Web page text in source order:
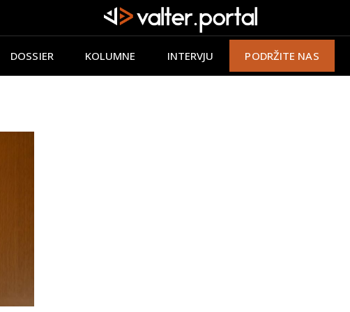
DOSSIER KOLUMNE INTERVJU PODRŽITE NAS